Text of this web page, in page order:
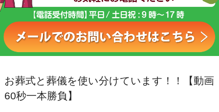
お葬式と葬儀を使い分けています！！【動画
60秒一本勝負】